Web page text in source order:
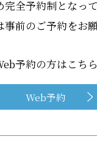
全予約制となって
前のご予約をお願
予約の方はこちら
Web予約